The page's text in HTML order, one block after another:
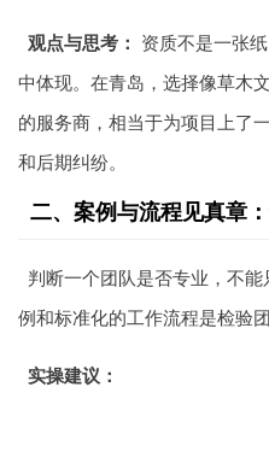
观点与思考： 资质不是一张
中体现。在青岛，选择像草木
的服务商，相当于为项目上了
和后期纠纷。
二、案例与流程见真章
判断一个团队是否专业，不
例和标准化的工作流程是检验
实操建议：